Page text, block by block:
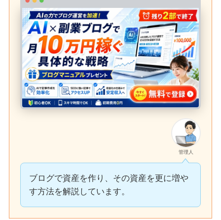
管理人
ブログで資産を作り、その資産を更に増や
す方法を解説しています。